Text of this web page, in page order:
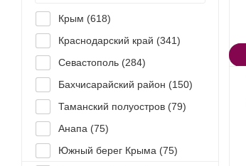
Крым (618)
Краснодарский край (341)
Севастополь (284)
Бахчисарайский район (150)
Таманский полуостров (79)
Анапа (75)
Южный берег Крыма (75)